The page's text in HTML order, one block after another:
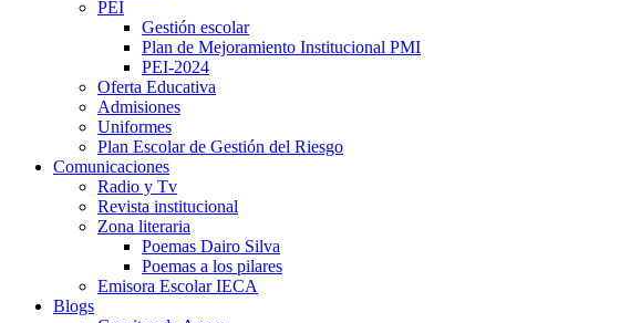
PEI
Gestión escolar
Plan de Mejoramiento Institucional PMI
PEI-2024
Oferta Educativa
Admisiones
Uniformes
Plan Escolar de Gestión del Riesgo
Comunicaciones
Radio y Tv
Revista institucional
Zona literaria
Poemas Dairo Silva
Poemas a los pilares
Emisora Escolar IECA
Blogs